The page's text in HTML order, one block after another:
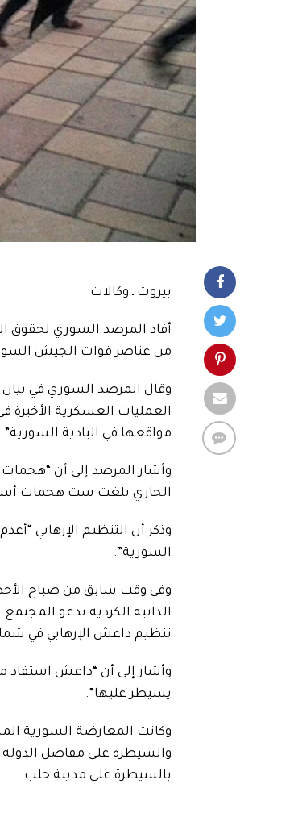
بيروت ـ وكالات
من عناصر قوات الجيش
وقال المرصد السوري في
العمليات العسكرية
مواقعها في البادية السورية”.
وأشار المرصد إلى أن “هجمات
الجاري بلغت ست هجمات أسفرت عن إعدام 52
وذكر أن التنظيم الإرهابي
السورية”.
وفي وقت سابق من صباح
الذاتية الكردية تدعو
تنظيم داعش الإرهابي في
وأشار إلى أن “داعش استفاد
يسيطر عليها”.
والسيطرة على مفاصل
بالسيطرة على مدينة حلب